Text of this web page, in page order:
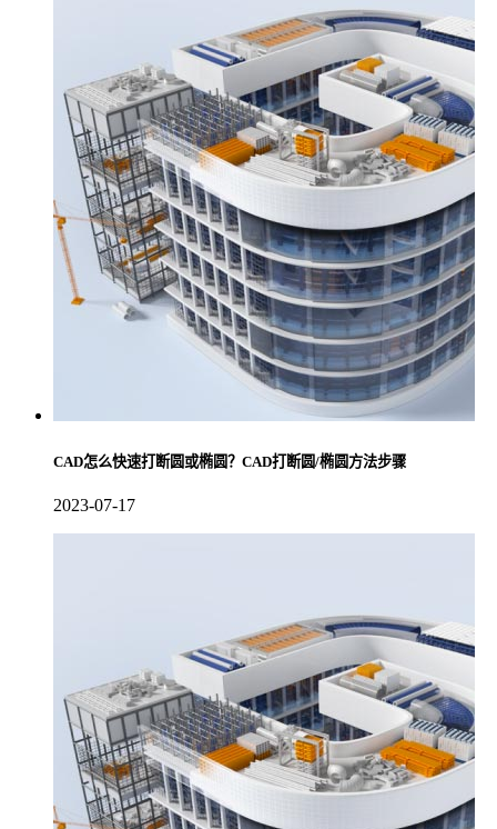
CAD怎么快速打断圆或椭圆？CAD打断圆/椭圆方法步骤
2023-07-17